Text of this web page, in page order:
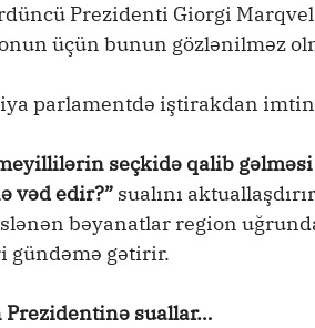
Prezidenti Giorgi
onun üçün bunun gözlənilməz
parlamentdə iştirakdan
seçkidə qalib
vəd edir?” sualını
bəyanatlar region
gündəmə gətirir.
Prezidentinə suallar…